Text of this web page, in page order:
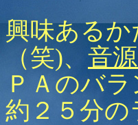
興味ある
（笑)、 音
ＰＡのバ
約２５分の